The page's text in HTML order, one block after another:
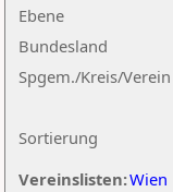
Ebene
Sortierung
Bundesland
Spgem./Kreis/Verein
Vereinslisten:Wien